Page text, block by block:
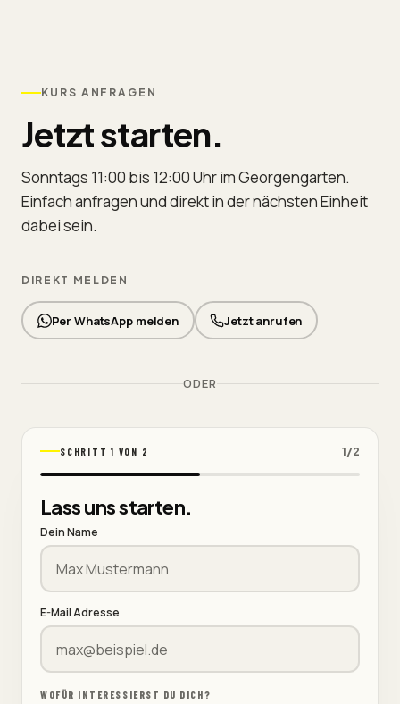
KURS ANFRAGEN
Jetzt starten.
Sonntags 11:00 bis 12:00 Uhr im Georgengarten.
Einfach anfragen und direkt in der nächsten Einheit
dabei sein.
DIREKT MELDEN
Per WhatsApp melden Jetzt anrufen
ODER
SCHRITT 1 VON 2 1/2
Lass uns starten.
Dein Name
E-Mail Adresse
WOFÜR INTERESSIERST DU DICH?